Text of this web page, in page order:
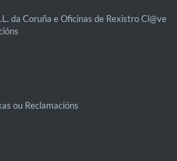
da Coruña e Oficinas de Rexistro Cl@ve
ou Reclamacións